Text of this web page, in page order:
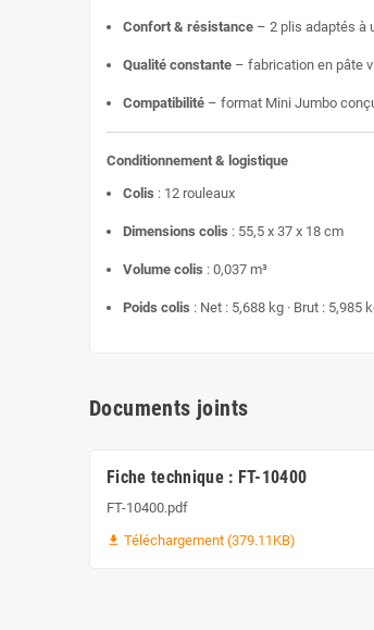
Confort & résistance – 2 plis adaptés à
Qualité constante – fabrication en pâte
Compatibilité – format Mini Jumbo
Conditionnement & logistique
Colis : 12 rouleaux
Dimensions colis : 55,5 x 37 x 18 cm
Volume colis : 0,037 m³
Poids colis : Net : 5,688 kg · Brut : 5,985
Documents joints
Fiche technique : FT-10400
FT-10400.pdf
file_download Téléchargement (379.11KB)